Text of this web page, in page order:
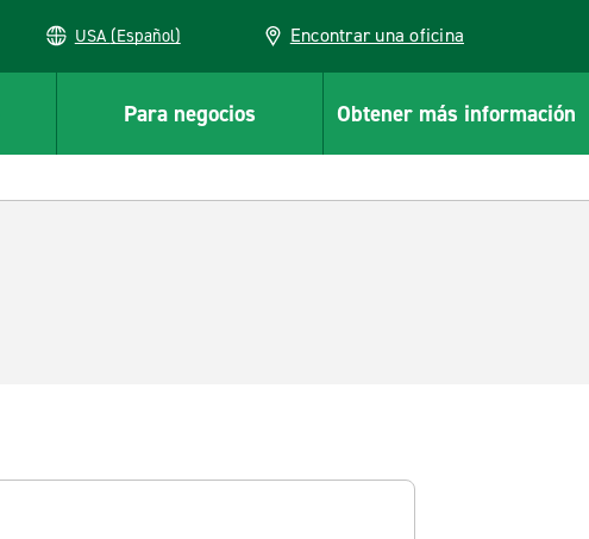
USA (Español) Encontrar una oficina
Para negocios Obtener más información